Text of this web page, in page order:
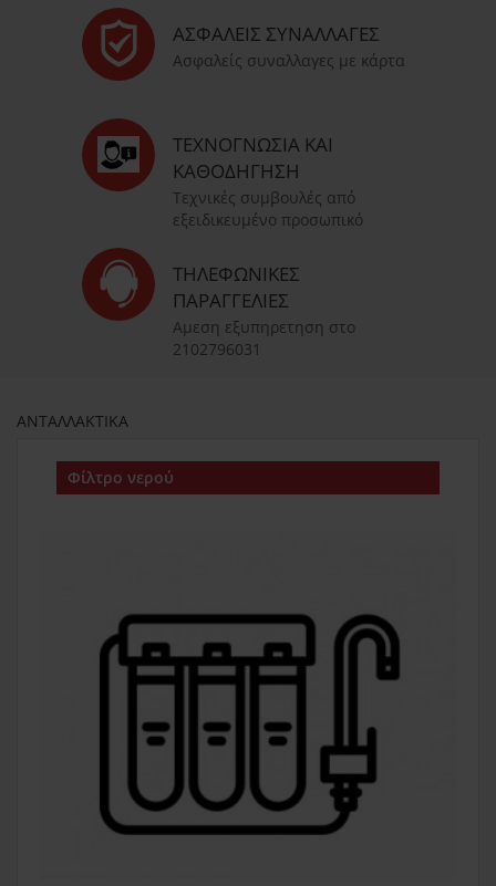
ΑΣΦΑΛΕΊΣ ΣΥΝΑΛΛΑΓΈΣ
Ασφαλείς συναλλαγες με κάρτα
ΤΕΧΝΟΓΝΩΣΊΑ ΚΑΙ
ΚΑΘΟΔΉΓΗΣΗ
Τεχνικές συμβουλές από
εξειδικευμένο προσωπικό
ΤΗΛΕΦΩΝΙΚΈΣ
ΠΑΡΑΓΓΕΛΊΕΣ
Αμεση εξυπηρετηση στο
2102796031
ΑΝΤΑΛΛΑΚΤΙΚΑ
Φίλτρο νερού